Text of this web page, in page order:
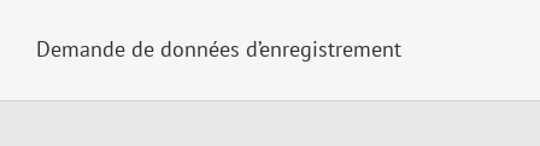
Demande de données d’enregistrement